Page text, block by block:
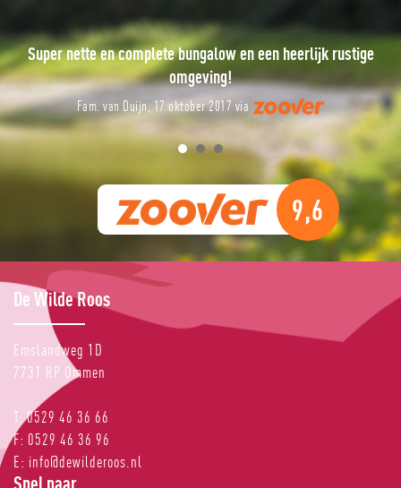
Een prachtige week op heerlijk rustig park!
J. G. Kuipers, 11 oktober 2017 via
9,6
De Wilde Roos
Emslandweg 1D
7731 RP Ommen
T:0529 46 36 66
F: 0529 46 36 96
E: info@dewilderoos.nl
Snel naar